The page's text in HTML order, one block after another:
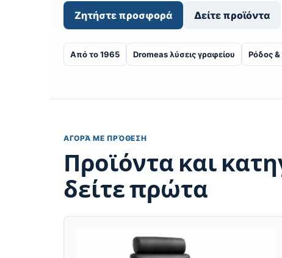
Ζητήστε προσφορά Δείτε προϊόντα
Από το 1965 Dromeas λύσεις γραφείου Ρόδος
ΑΓΟΡΆ ΜΕ ΠΡΌΘΕΣΗ
Προϊόντα και
δείτε πρώτα